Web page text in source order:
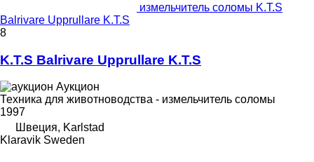
измельчитель соломы K.T.S
Balrivare Upprullare K.T.S
8
K.T.S Balrivare Upprullare K.T.S
Аукцион
Техника для животноводства - измельчитель соломы
1997
Швеция, Karlstad
Klaravik Sweden